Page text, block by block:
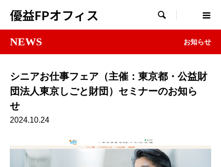
優益FPオフィス 
NEWS お知らせ
シニアお仕事フェア（主催：東京都・公益財
団法人東京しごと財団）セミナーのお知ら
せ
2024.10.24